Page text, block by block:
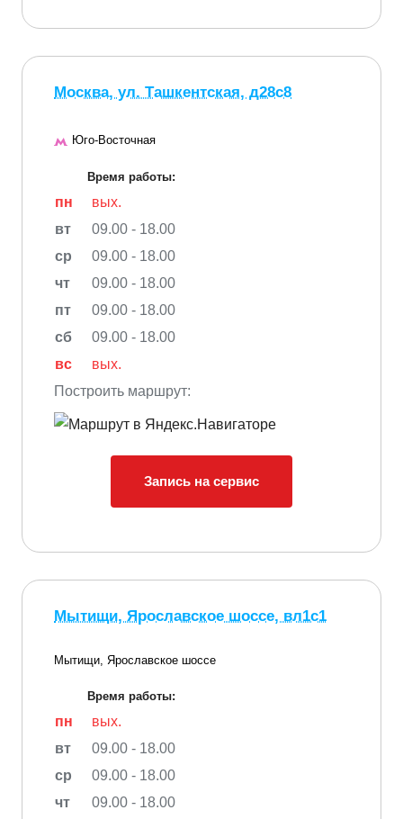
Москва, ул. Ташкентская, д28с8
Юго-Восточная
Время работы:
пн
вых.
вт
09.00 - 18.00
ср
09.00 - 18.00
чт
09.00 - 18.00
пт
09.00 - 18.00
сб
09.00 - 18.00
вс
вых.
Построить маршрут:
Запись на сервис
Мытищи, Ярославское шоссе, вл1с1
Мытищи, Ярославское шоссе
Время работы:
пн
вых.
вт
09.00 - 18.00
ср
09.00 - 18.00
чт
09.00 - 18.00